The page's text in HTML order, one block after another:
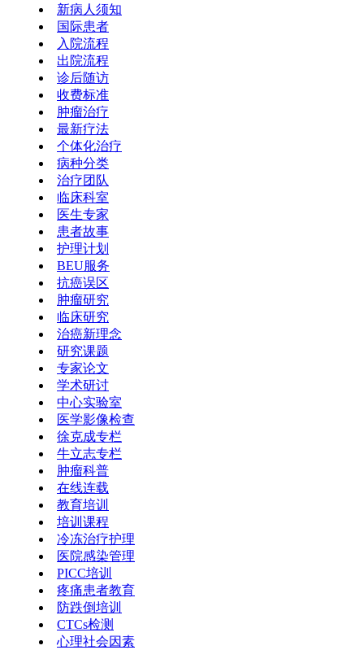
新病人须知
国际患者
入院流程
出院流程
诊后随访
收费标准
肿瘤治疗
最新疗法
个体化治疗
病种分类
治疗团队
临床科室
医生专家
患者故事
护理计划
BEU服务
抗癌误区
肿瘤研究
临床研究
治癌新理念
研究课题
专家论文
学术研讨
中心实验室
医学影像检查
徐克成专栏
牛立志专栏
肿瘤科普
在线连载
教育培训
培训课程
冷冻治疗护理
医院感染管理
PICC培训
疼痛患者教育
防跌倒培训
CTCs检测
心理社会因素